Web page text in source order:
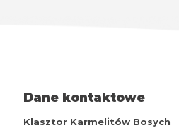
Dane kontaktowe
Klasztor Karmelitów Bosych